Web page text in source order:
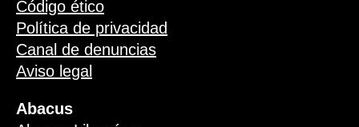
Código ético
Política de privacidad
Canal de denuncias
Aviso legal
Abacus